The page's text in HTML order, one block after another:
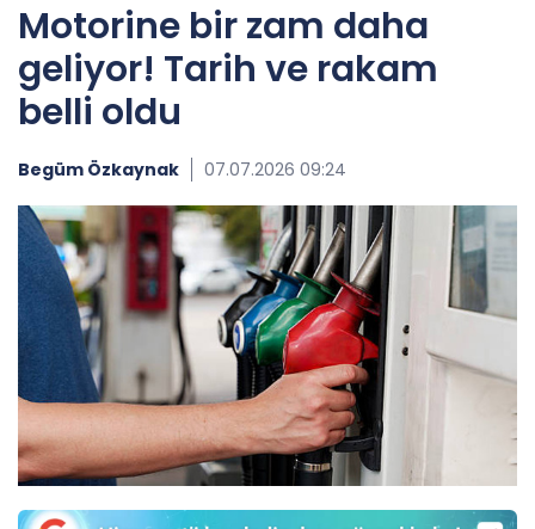
Motorine bir zam daha
geliyor! Tarih ve rakam
belli oldu
Begüm Özkaynak 07.07.2026 09:24